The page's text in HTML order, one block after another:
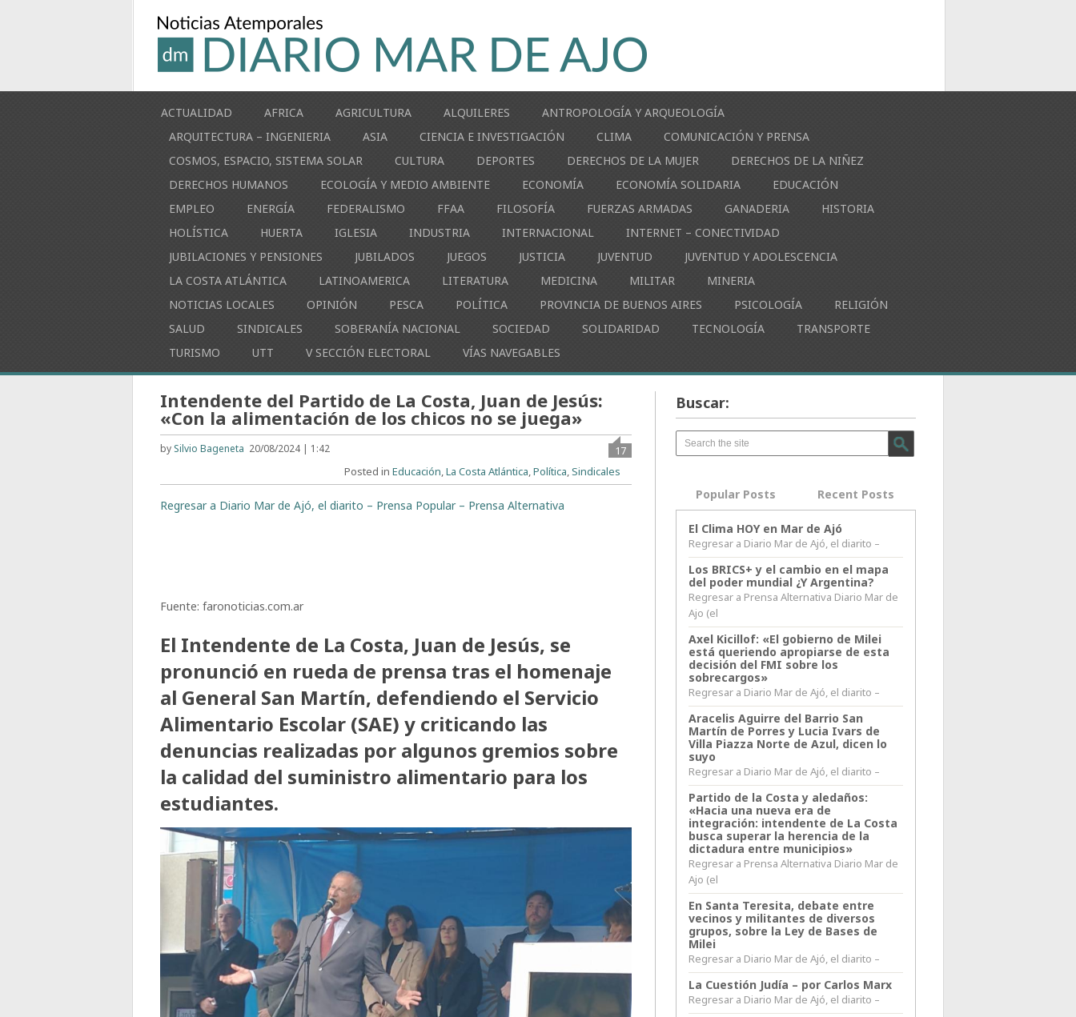
ACTUALIDAD AFRICA AGRICULTURA ALQUILERES
ANTROPOLOGÍA Y ARQUEOLOGÍA
ARQUITECTURA – INGENIERIA
ASIA CIENCIA E INVESTIGACIÓN CLIMA
COMUNICACIÓN Y PRENSA
COSMOS, ESPACIO, SISTEMA SOLAR
CULTURA DEPORTES DERECHOS DE LA MUJER
DERECHOS DE LA NIÑEZ
DERECHOS HUMANOS
ECOLOGÍA Y MEDIO AMBIENTE ECONOMÍA ECONOMÍA SOLIDARIA
EDUCACIÓN
EMPLEO
ENERGÍA FEDERALISMO FFAA FILOSOFÍA FUERZAS ARMADAS GANADERIA
HISTORIA
HOLÍSTICA
HUERTA IGLESIA INDUSTRIA INTERNACIONAL
INTERNET – CONECTIVIDAD
JUBILACIONES Y PENSIONES
JUBILADOS JUEGOS JUSTICIA JUVENTUD
JUVENTUD Y ADOLESCENCIA
LA COSTA ATLÁNTICA
LATINOAMERICA LITERATURA MEDICINA MILITAR
MINERIA
NOTICIAS LOCALES
OPINIÓN PESCA POLÍTICA PROVINCIA DE BUENOS AIRES PSICOLOGÍA
RELIGIÓN
SALUD
SINDICALES SOBERANÍA NACIONAL SOCIEDAD SOLIDARIDAD TECNOLOGÍA
TRANSPORTE
TURISMO
UTT V SECCIÓN ELECTORAL VÍAS NAVEGABLES
Intendente del Partido de La Costa, Juan de Jesús:
«Con la alimentación de los chicos no se juega»
by Silvio Bageneta 20/08/2024 | 1:42
17
Posted inEducación,La Costa Atlántica,Política,Sindicales
Regresar a Diario Mar de Ajó, el diarito – Prensa Popular – Prensa Alternativa
Fuente: faronoticias.com.ar
El Intendente de La Costa, Juan de Jesús, se
pronunció en rueda de prensa tras el homenaje
al General San Martín, defendiendo el Servicio
Alimentario Escolar (SAE) y criticando las
denuncias realizadas por algunos gremios sobre
la calidad del suministro alimentario para los
estudiantes.
Buscar:
Popular Posts Recent Posts
El Clima HOY en Mar de Ajó
Regresar a Diario Mar de Ajó, el diarito –
Los BRICS+ y el cambio en el mapa
del poder mundial ¿Y Argentina?
Regresar a Prensa Alternativa Diario Mar de
Ajo (el
Axel Kicillof: «El gobierno de Milei
está queriendo apropiarse de esta
decisión del FMI sobre los
sobrecargos»
Regresar a Diario Mar de Ajó, el diarito –
Aracelis Aguirre del Barrio San
Martín de Porres y Lucia Ivars de
Villa Piazza Norte de Azul, dicen lo
suyo
Regresar a Diario Mar de Ajó, el diarito –
Partido de la Costa y aledaños:
«Hacia una nueva era de
integración: intendente de La Costa
busca superar la herencia de la
dictadura entre municipios»
Regresar a Prensa Alternativa Diario Mar de
Ajo (el
En Santa Teresita, debate entre
vecinos y militantes de diversos
grupos, sobre la Ley de Bases de
Milei
Regresar a Diario Mar de Ajó, el diarito –
La Cuestión Judía – por Carlos Marx
Regresar a Diario Mar de Ajó, el diarito –